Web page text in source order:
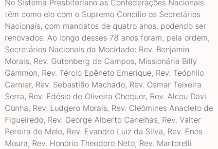
No Sistema Presbiteriano as Confederações Nacionais
têm como elo com o Supremo Concílio os Secretários
Nacionais, com mandatos de quatro anos, podendo ser
renovados. Ao longo desses 78 anos foram, pela ordem,
Secretários Nacionais da Mocidade: Rev. Benjamin
Morais, Rev. Gutenberg de Campos, Missionária Billy
Gammon, Rev. Tércio Epêneto Emerique, Rev. Teóphilo
Carnier, Rev. Sebastião Machado, Rev. Osmar Teixeira
Serra, Rev. Edésio de Oliveira Chequer, Rev. Alceu Davi
Cunha, Rev. Ludgero Morais, Rev. Cleômines Anacleto de
Figueiredo, Rev. George Alberto Canelhas, Rev. Valter
Pereira de Melo, Rev. Evandro Luiz da Silva, Rev. Enos
Moura, Rev. Honório Theodoro Neto, Rev. Martorelli